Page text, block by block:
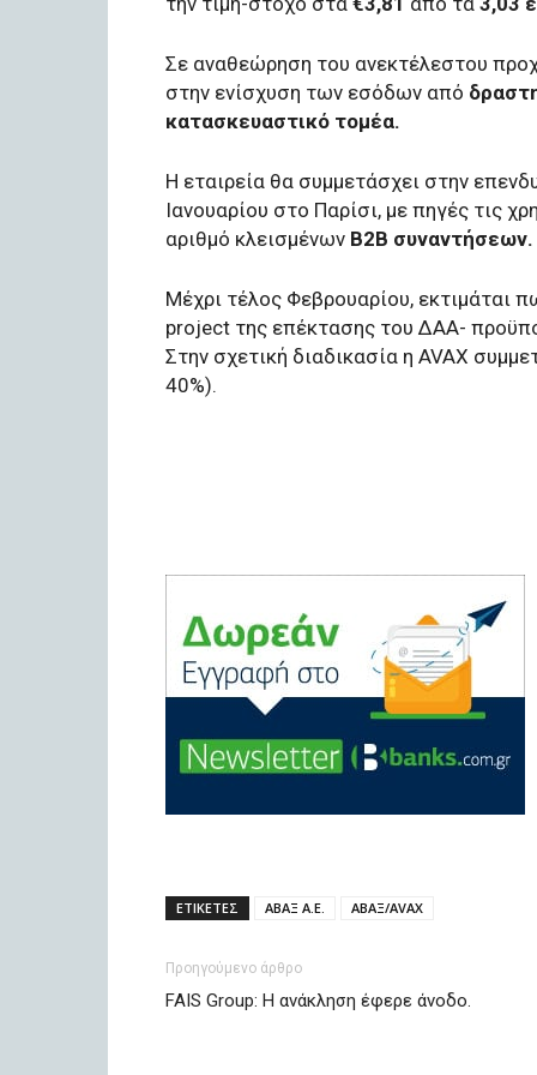
Σε αναθεώρηση του ανεκτέλεστου
στην ενίσχυση των εσόδων από
κατασκευαστικό τομέα.
Η εταιρεία θα συμμετάσχει στην
Ιανουαρίου στο Παρίσι, με πηγές τις
αριθμό κλεισμένων Β2Β συναντήσεων.
Μέχρι τέλος Φεβρουαρίου, εκτιμάται
project της επέκτασης του ΔΑΑ-
Στην σχετική διαδικασία η AVAX
40%).
ΕΤΙΚΕΤΕΣ ΑΒΑΞ Α.Ε. ΑΒΑΞ/AVAX
Προηγούμενο άρθρο
FAIS Group: Η ανάκληση έφερε άνοδο.